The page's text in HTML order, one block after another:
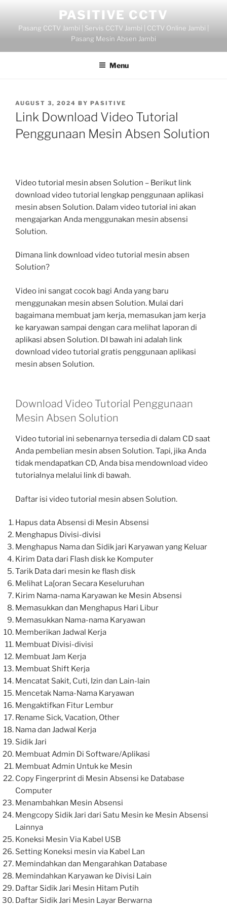
content
PASITIVE CCTV
Pasang CCTV Jambi | Servis CCTV Jambi | CCTV Online Jambi |
Pasang Mesin Absen Jambi
Menu
POSTED
ON
AUGUST 3, 2024 BY PASITIVE
Link Download Video Tutorial
Penggunaan Mesin Absen Solution
Video tutorial mesin absen Solution – Berikut link
download video tutorial lengkap penggunaan aplikasi
mesin absen Solution. Dalam video tutorial ini akan
mengajarkan Anda menggunakan mesin absensi
Solution.
Dimana link download video tutorial mesin absen
Solution?
Video ini sangat cocok bagi Anda yang baru
menggunakan mesin absen Solution. Mulai dari
bagaimana membuat jam kerja, memasukan jam kerja
ke karyawan sampai dengan cara melihat laporan di
aplikasi absen Solution. DI bawah ini adalah link
download video tutorial gratis penggunaan aplikasi
mesin absen Solution.
Download Video Tutorial Penggunaan
Mesin Absen Solution
Video tutorial ini sebenarnya tersedia di dalam CD saat
Anda pembelian mesin absen Solution. Tapi, jika Anda
tidak mendapatkan CD, Anda bisa mendownload video
tutorialnya melalui link di bawah.
Daftar isi video tutorial mesin absen Solution.
Hapus data Absensi di Mesin Absensi
Menghapus Divisi-divisi
Menghapus Nama dan Sidik jari Karyawan yang Keluar
Kirim Data dari Flash disk ke Komputer
Tarik Data dari mesin ke flash disk
Melihat La[oran Secara Keseluruhan
Kirim Nama-nama Karyawan ke Mesin Absensi
Memasukkan dan Menghapus Hari Libur
Memasukkan Nama-nama Karyawan
Memberikan Jadwal Kerja
Membuat Divisi-divisi
Membuat Jam Kerja
Membuat Shift Kerja
Mencatat Sakit, Cuti, Izin dan Lain-lain
Mencetak Nama-Nama Karyawan
Mengaktifkan Fitur Lembur
Rename Sick, Vacation, Other
Nama dan Jadwal Kerja
Sidik Jari
Membuat Admin Di Software/Aplikasi
Membuat Admin Untuk ke Mesin
Copy Fingerprint di Mesin Absensi ke Database
Computer
Menambahkan Mesin Absensi
Mengcopy Sidik Jari dari Satu Mesin ke Mesin Absensi
Lainnya
Koneksi Mesin Via Kabel USB
Setting Koneksi mesin via Kabel Lan
Memindahkan dan Mengarahkan Database
Memindahkan Karyawan ke Divisi Lain
Daftar Sidik Jari Mesin Hitam Putih
Daftar Sidik Jari Mesin Layar Berwarna